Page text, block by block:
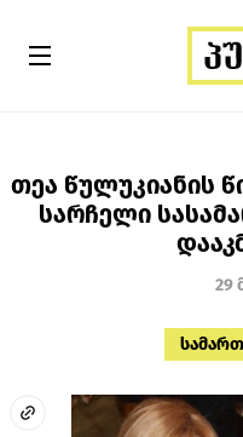
თეა წულუკიანის
სარჩელი
29